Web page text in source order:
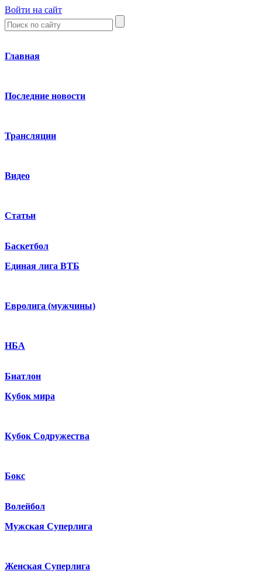
Войти на сайт
Главная
Последние новости
Трансляции
Видео
Статьи
Баскетбол
Единая лига ВТБ
Евролига (мужчины)
НБА
Биатлон
Кубок мира
Кубок Содружества
Бокс
Волейбол
Мужская Суперлига
Женская Суперлига